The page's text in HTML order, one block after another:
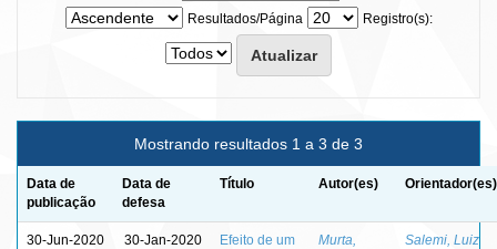
Resultados/Página
Registro(s):
Mostrando resultados 1 a 3 de 3
Data de
publicação
Data de
defesa
Título Autor(es) Orientador(es)
30-Jun-2020 30-Jan-2020
Efeito de um
Murta,
Salemi, Luiz